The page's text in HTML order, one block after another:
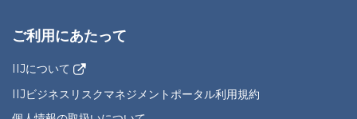
ご利用にあたって
IIJについて
IIJビジネスリスクマネジメントポータル利用規約